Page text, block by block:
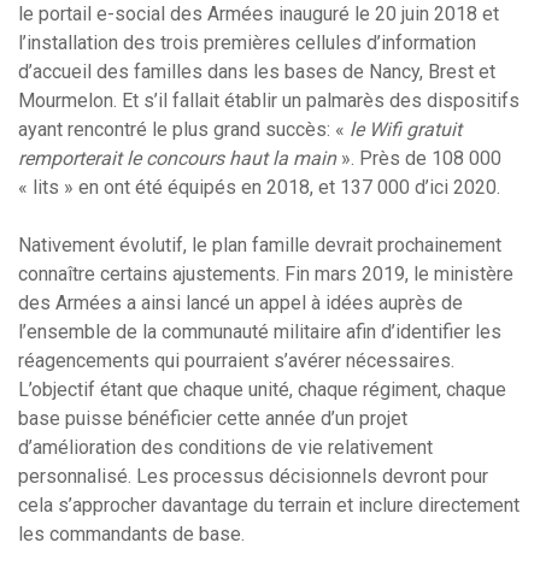
le portail e-social des Armées inauguré le 20 juin 2018 et
l’installation des trois premières cellules d’information
d’accueil des familles dans les bases de Nancy, Brest et
Mourmelon. Et s’il fallait établir un palmarès des dispositifs
ayant rencontré le plus grand succès: « le Wifi gratuit
remporterait le concours haut la main». Près de 108 000
« lits » en ont été équipés en 2018, et 137 000 d’ici 2020.
Nativement évolutif, le plan famille devrait prochainement
connaître certains ajustements. Fin mars 2019, le ministère
des Armées a ainsi lancé un appel à idées auprès de
l’ensemble de la communauté militaire afin d’identifier les
réagencements qui pourraient s’avérer nécessaires.
L’objectif étant que chaque unité, chaque régiment, chaque
base puisse bénéficier cette année d’un projet
d’amélioration des conditions de vie relativement
personnalisé. Les processus décisionnels devront pour
cela s’approcher davantage du terrain et inclure directement
les commandants de base.